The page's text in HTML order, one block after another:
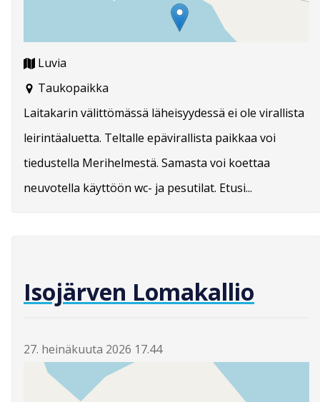
Luvia
Taukopaikka
Laitakarin välittömässä läheisyydessä ei ole virallista
leirintäaluetta. Teltalle epävirallista paikkaa voi
tiedustella Merihelmestä. Samasta voi koettaa
neuvotella käyttöön wc- ja pesutilat. Etusi...
Isojärven Lomakallio
27. heinäkuuta 2026 17.44